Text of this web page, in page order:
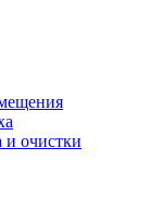
очистки